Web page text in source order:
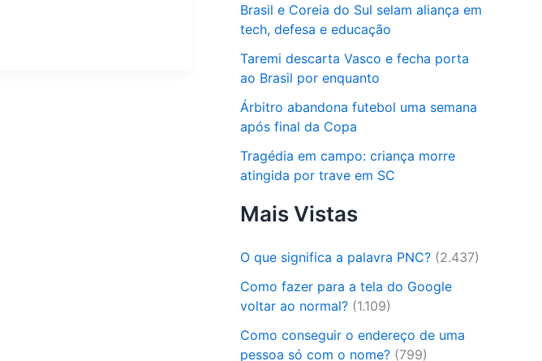
Brasil e Coreia do Sul selam aliança em
tech, defesa e educação
Taremi descarta Vasco e fecha porta
ao Brasil por enquanto
Árbitro abandona futebol uma semana
após final da Copa
Tragédia em campo: criança morre
atingida por trave em SC
Mais Vistas
O que significa a palavra PNC? (2.437)
Como fazer para a tela do Google
voltar ao normal? (1.109)
Como conseguir o endereço de uma
pessoa só com o nome? (799)